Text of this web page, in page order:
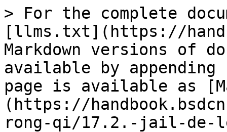
> For the complete
[llms.txt](https://
Markdown versions of
available by
page is available as
(https://
rong-qi/17.2.-jail-de-